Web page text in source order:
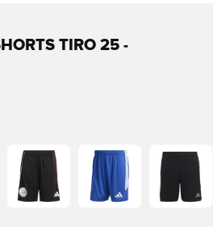
TIRO 25 -